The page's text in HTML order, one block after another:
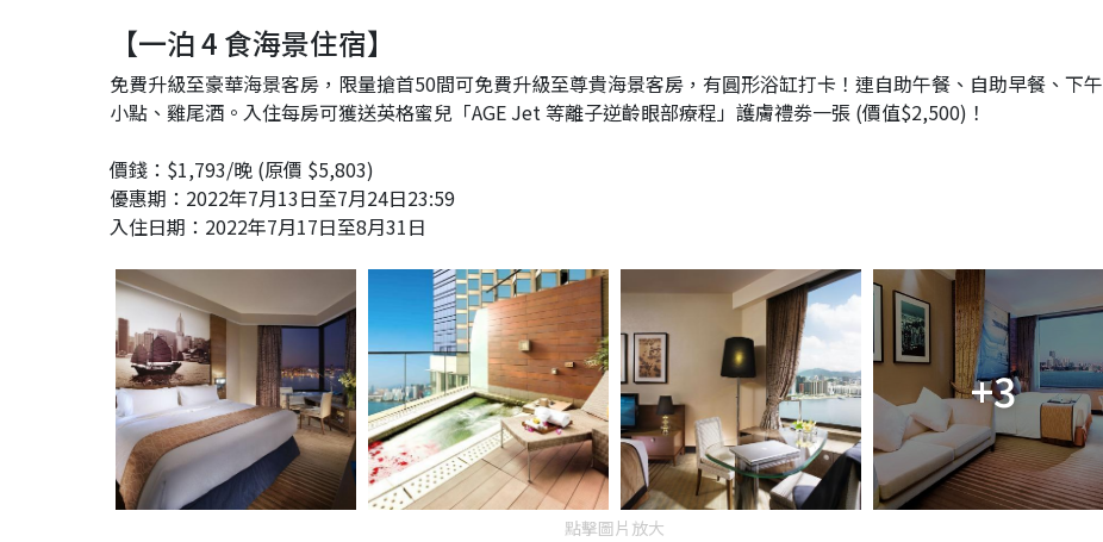
【一泊 4 食海景住宿】
免費升級至豪華海景客房，限量搶首50間可免費升級至尊貴海景客房，有圓形浴缸打卡！連自助午餐、自助早餐、下午
小點、雞尾酒。入住每房可獲送英格蜜兒「AGE Jet 等離子逆齡眼部療程」護膚禮劵一張 (價值$2,500)！
價錢：$1,793/晚 (原價 $5,803)
優惠期：2022年7月13日至7月24日23:59
入住日期：2022年7月17日至8月31日
+3
點擊圖片放大